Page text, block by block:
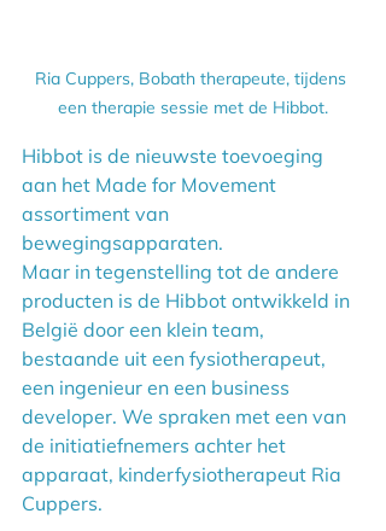
Ria Cuppers, Bobath therapeute, tijdens
een therapie sessie met de Hibbot.
Hibbot is de nieuwste toevoeging
aan het Made for Movement
assortiment van
bewegingsapparaten.
Maar in tegenstelling tot de andere
producten is de Hibbot ontwikkeld in
België door een klein team,
bestaande uit een fysiotherapeut,
een ingenieur en een business
developer. We spraken met een van
de initiatiefnemers achter het
apparaat, kinderfysiotherapeut Ria
Cuppers.